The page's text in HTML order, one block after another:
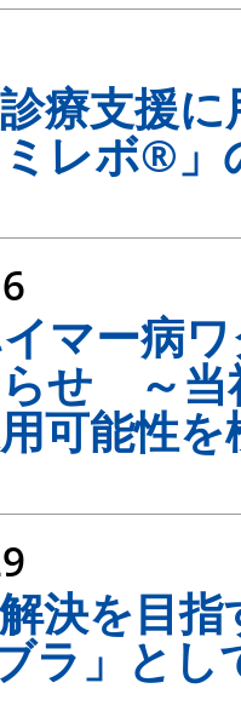
療支援
レボ®」
マー病
せ ～当
可能性を
決を目
ラ」とし